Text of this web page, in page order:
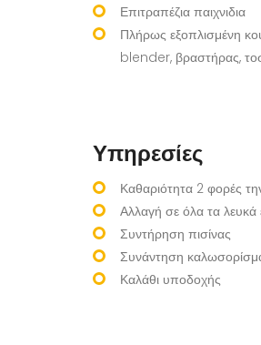
Επιτραπέζια παιχνιδια
Πλήρως εξοπλισμένη
blender, βραστήρας,
Υπηρεσίες
Καθαριότητα 2 φορές
Αλλαγή σε όλα τα λευκά
Συντήρηση πισίνας
Συνάντηση
Καλάθι υποδοχής